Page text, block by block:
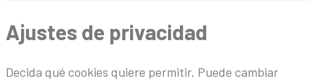
Ajustes de privacidad
Decida qué cookies quiere permitir. Puede cambiar